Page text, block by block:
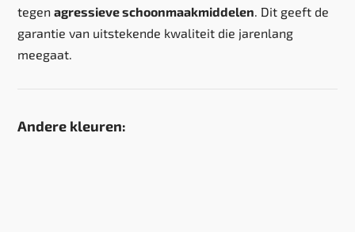
tegenagressieve schoonmaakmiddelen. Dit geeft de
garantie van uitstekende kwaliteit die jarenlang
meegaat.
Andere kleuren: